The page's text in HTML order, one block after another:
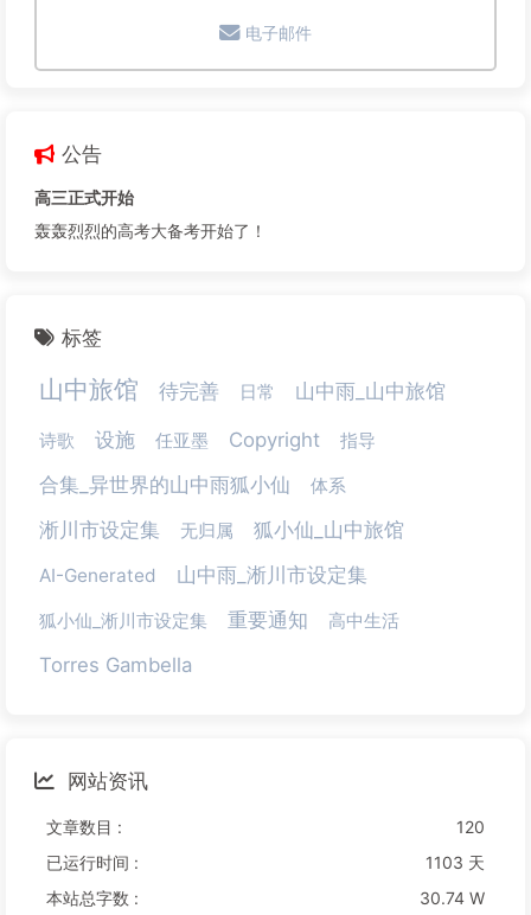
电子邮件
公告
高三正式开始
轰轰烈烈的高考大备考开始了！
标签
山中旅馆 待完善 日常 山中雨_山中旅馆
诗歌 设施 任亚墨 Copyright 指导
合集_异世界的山中雨狐小仙 体系
淅川市设定集 无归属 狐小仙_山中旅馆
AI-Generated 山中雨_淅川市设定集
狐小仙_淅川市设定集 重要通知 高中生活
Torres Gambella
网站资讯
文章数目 :
120
已运行时间 :
1103 天
本站总字数 :
30.74 W